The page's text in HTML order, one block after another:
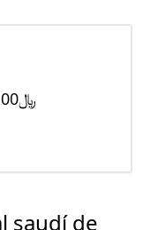
﷼100 × (1 + 0.01768)
saudí de